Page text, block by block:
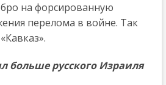
на форсированную
перелома в войне. Так
больше русского Израиля